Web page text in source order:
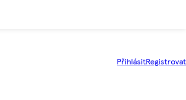
PřihlásitRegistrovat